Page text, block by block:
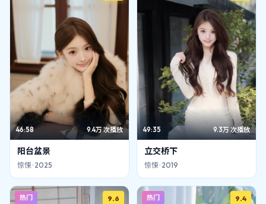
46:58 9.4万次播放
阳台盆景
惊悚· 2025
49:35 9.3万次播放
立交桥下
惊悚· 2019
热门 9.6 热门 9.4